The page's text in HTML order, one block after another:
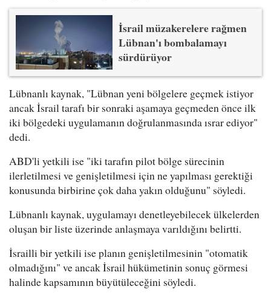
İsrail müzakerelere rağmen
Lübnan'ı bombalamayı
sürdürüyor
Lübnanlı kaynak, "Lübnan yeni bölgelere geçmek istiyor
ancak İsrail tarafı bir sonraki aşamaya geçmeden önce ilk
iki bölgedeki uygulamanın doğrulanmasında ısrar ediyor"
dedi.
ABD'li yetkili ise "iki tarafın pilot bölge sürecinin
ilerletilmesi ve genişletilmesi için ne yapılması gerektiği
konusunda birbirine çok daha yakın olduğunu" söyledi.
Lübnanlı kaynak, uygulamayı denetleyebilecek ülkelerden
oluşan bir liste üzerinde anlaşmaya varıldığını belirtti.
İsrailli bir yetkili ise planın genişletilmesinin "otomatik
olmadığını" ve ancak İsrail hükümetinin sonuç görmesi
halinde kapsamının büyütüleceğini söyledi.